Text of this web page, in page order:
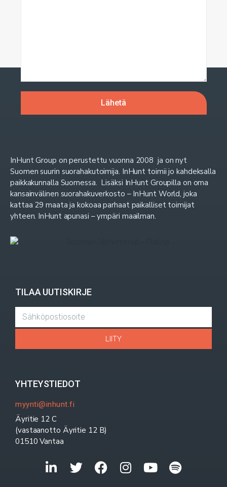
InHunt Group on perustettu vuonna 2008 ja on nyt
Suomen suurin suorahakutoimija. InHunt toimii jo kahdeksalla
paikkakunnalla Suomessa. Lisäksi InHunt Groupilla on oma
kansainvälinen suorahakuverkosto – InHunt World, joka
kattaa 29 maata ja kokoaa parhaat paikalliset toimijat
yhteen. InHunt apunasi – ympäri maailman.
TILAA UUTISKIRJE
LIITY
YHTEYSTIEDOT
myynti@inhunt.fi
Äyritie 12 C
(vastaanotto Äyritie 12 B)
01510 Vantaa